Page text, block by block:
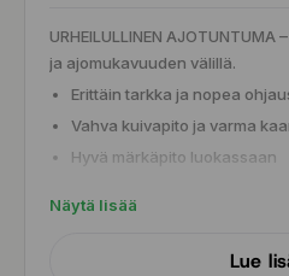
URHEILULLINEN
ja ajomukavuuden välillä.
Erittäin tarkka ja nopea
Vahva kuivapito ja varma
Hyvä märkäpito luokassaan
Näytä lisää
Lue